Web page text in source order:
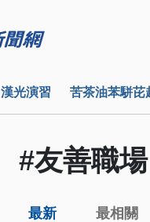
漢光演習 苦茶油苯駢芘
#友善職場
最新 最相關